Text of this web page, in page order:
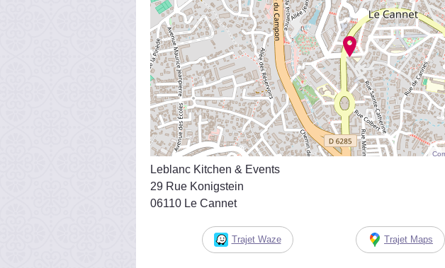
Leblanc Kitchen & Events
29 Rue Konigstein
06110 Le Cannet
Trajet Waze Trajet Maps